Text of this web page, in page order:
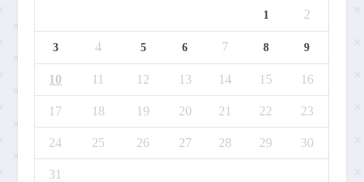
1 2
3 4 5 6 7 8 9
10 11 12 13 14 15 16
17 18 19 20 21 22 23
24 25 26 27 28 29 30
31